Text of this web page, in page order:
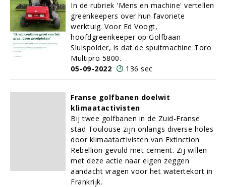
In de rubriek 'Mens en machine' vertellen
greenkeepers over hun favoriete
werktuig. Voor Ed Voogt,
hoofdgreenkeeper op Golfbaan
Sluispolder, is dat de spuitmachine Toro
Multipro 5800.
05-09-2022
136 sec
Franse golfbanen doelwit
klimaatactivisten
Bij twee golfbanen in de Zuid-Franse
stad Toulouse zijn onlangs diverse holes
door klimaatactivisten van Extinction
Rebellion gevuld met cement. Zij willen
met deze actie naar eigen zeggen
aandacht vragen voor het watertekort in
Frankrijk.